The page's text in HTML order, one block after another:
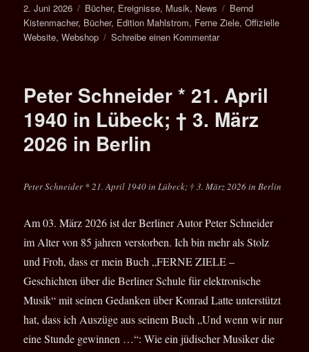
Veröffentlicht
am
2. Juni 2026 Kategorien
Bücher, Ereignisse, Musik, News Schlagwörter
Bernd
Kistenmacher, Bücher, Edition Mahlstrom, Ferne Ziele,Offizielle
Website,Webshop Schreibe einen Kommentarzu
ist
wieder
online
Peter Schneider * 21. April
1940 in Lübeck; † 3. März
2026 in Berlin
Peter Schneider * 21. April 1940 in Lübeck; † 3. März 2026 in Berlin
Am 03. März 2026 ist der Berliner Autor Peter Schneider
im Alter von 85 jahren verstorben. Ich bin mehr als Stolz
und Froh, dass er mein Buch „FERNE ZIELE –
Geschichten über die Berliner Schule für elektronische
Musik“ mit seinen Gedanken über Konrad Latte unterstützt
hat, dass ich Auszüge aus seinem Buch „Und wenn wir nur
eine Stunde gewinnen …“: Wie ein jüdischer Musiker die